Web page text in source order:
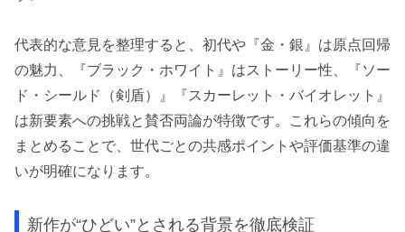
代表的な意見を整理すると、初代や『金・銀』は原点回帰
の魅力、『ブラック・ホワイト』はストーリー性、『ソー
ド・シールド（剣盾）』『スカーレット・バイオレット』
は新要素への挑戦と賛否両論が特徴です。これらの傾向を
まとめることで、世代ごとの共感ポイントや評価基準の違
いが明確になります。
新作が“ひどい”とされる背景を徹底検証